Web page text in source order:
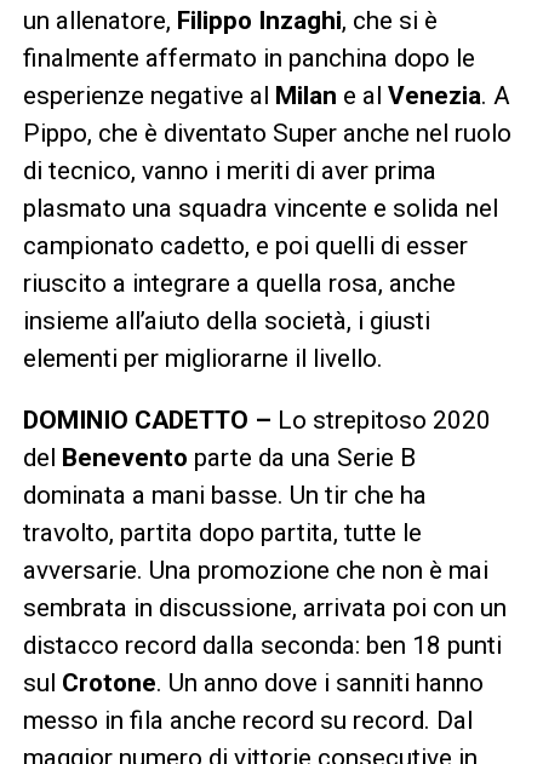
un allenatore, Filippo Inzaghi, che si è
finalmente affermato in panchina dopo le
esperienze negative al
Milan e al Venezia. A
Pippo, che è diventato Super anche nel ruolo
di tecnico, vanno i meriti di aver prima
plasmato una squadra vincente e solida nel
campionato cadetto, e poi quelli di esser
riuscito a integrare a quella rosa, anche
insieme all’aiuto della società, i giusti
elementi per migliorarne il livello.
DOMINIO CADETTO – Lo strepitoso 2020
del
Benevento parte da una Serie B
dominata a mani basse. Un tir che ha
travolto, partita dopo partita, tutte le
avversarie. Una promozione che non è mai
sembrata in discussione, arrivata poi con un
distacco record dalla seconda: ben 18 punti
sul Crotone. Un anno dove i sanniti hanno
messo in fila anche record su record. Dal